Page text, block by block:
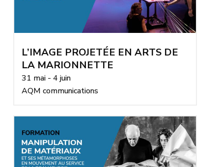
L’IMAGE PROJETÉE EN ARTS DE
LA MARIONNETTE
31 mai - 4 juin
AQM communications